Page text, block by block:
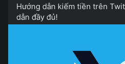
Hướng dẫn kiếm tiền trên
dẫn đầy đủ!